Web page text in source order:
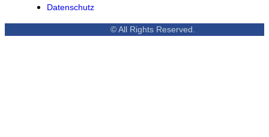
Datenschutz
© All Rights Reserved.